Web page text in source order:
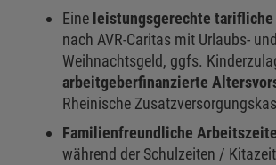
Eine leistungsgerechte
nach AVR-Caritas mit Urlaubs- und
Weihnachtsgeld, ggfs.
arbeitgeberfinanzierte
Rheinische
Familienfreundliche
während der Schulzeiten /